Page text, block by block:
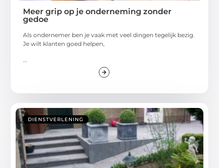
Meer grip op je onderneming zonder
gedoe
Als ondernemer ben je vaak met veel dingen tegelijk bezig.
Je wilt klanten goed helpen,
DIENSTVERLENING